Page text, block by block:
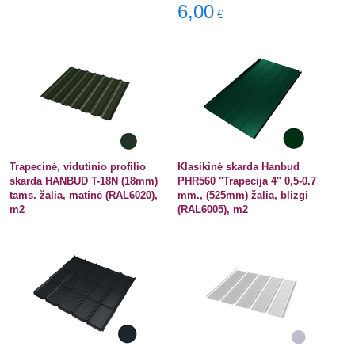
6,00 €
Trapecinė, vidutinio profilio
skarda HANBUD T-18N (18mm)
tams. žalia, matinė (RAL6020),
m2
Klasikinė skarda Hanbud
PHR560 "Trapecija 4" 0,5-0.7
mm., (525mm) žalia, blizgi
(RAL6005), m2